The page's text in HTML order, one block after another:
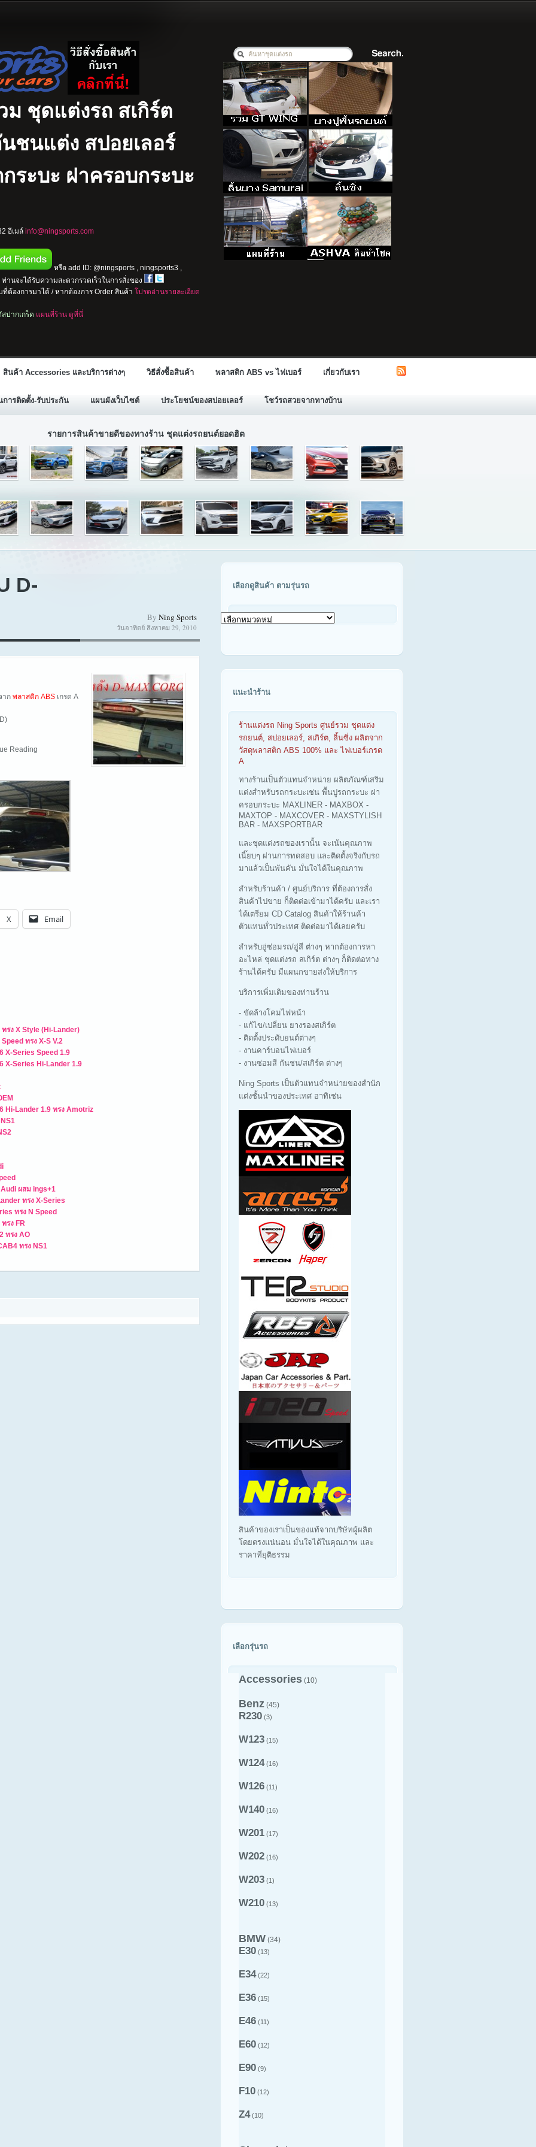
ชุดแต่งรถ สเกิร์ต
ชนแต่ง สปอยเลอร์
ระบะ ฝาครอบกระบะ
อีเมล์ info@ningsports.com
หรือ add ID: @ningsports , ningsports3 ,
านจะได้รับความสะดวกรวดเร็วในการสั่งของ
ต้องการมาได้ / หากต้องการ Order สินค้า โปรดอ่านรายละเอียด
ปากเกร็ด แผนที่ร้าน ดูที่นี่
สินค้า Accessories และบริการต่างๆ วิธีสั่งซื้อสินค้า พลาสติก ABS vs ไฟเบอร์ เกี่ยวกับเรา
การติดตั้ง-รับประกัน แผนผังเว็บไซต์ ประโยชน์ของสปอยเลอร์ โชว์รถสวยจากทางบ้าน
รายการสินค้าขายดีของทางร้าน ชุดแต่งรถยนต์ยอดฮิต
D-
By Ning Sports
วันอาทิตย์ สิงหาคม 29, 2010
าก พลาสติก ABS เกรด A
Reading
X Email
รง X Style (Hi-Lander)
ทรง X-S V.2
X-Series Speed 1.9
X-Series Hi-Lander 1.9
Hi-Lander 1.9 ทรง Amotriz
ผสม ings+1
ทรง X-Series
ทรง N Speed
รง FR
ทรง AO
ทรง NS1
เลือกดูสินค้า ตามรุ่นรถ
เลือก
รถ
แนะนำร้าน
ร้านแต่งรถ Ning Sports ศูนย์รวม ชุดแต่ง
รถยนต์, สปอยเลอร์, สเกิร์ต, ลิ้นซิ่ง ผลิตจาก
วัสดุพลาสติก ABS 100% และ ไฟเบอร์เกรด
A
ทางร้านเป็นตัวแทนจำหน่าย ผลิตภัณฑ์เสริม
แต่งสำหรับรถกระบะเช่น พื้นปูรถกระบะ ฝา
ครอบกระบะ MAXLINER - MAXBOX -
MAXTOP - MAXCOVER - MAXSTYLISH
BAR - MAXSPORTBAR
และชุดแต่งรถของเรานั้น จะเน้นคุณภาพ
เนี๊ยบๆ ผ่านการทดสอบ และติดตั้งจริงกับรถ
มาแล้วเป็นพันคัน มั่นใจได้ในคุณภาพ
สำหรับร้านค้า / ศูนย์บริการ ที่ต้องการสั่ง
สินค้าไปขาย ก็ติดต่อเข้ามาได้ครับ และเรา
ได้เตรียม CD Catalog สินค้าให้ร้านค้า
ตัวแทนทั่วประเทศ ติดต่อมาได้เลยครับ
สำหรับอู่ซ่อมรถ/อู่สี ต่างๆ หากต้องการหา
อะไหล่ ชุดแต่งรถ สเกิร์ต ต่างๆ ก็ติดต่อทาง
ร้านได้ครับ มีแผนกขายส่งให้บริการ
บริการเพิ่มเติมของท่านร้าน
- ขัดล้างโคมไฟหน้า
- แก้ไข/เปลี่ยน ยางรองสเกิร์ต
- ติดตั้งประดับยนต์ต่างๆ
- งานคาร์บอนไฟเบอร์
- งานซ่อมสี กันชน/สเกิร์ต ต่างๆ
Ning Sports เป็นตัวแทนจำหน่ายของสำนัก
แต่งชั้นนำของประเทศ อาทิเช่น
สินค้าของเราเป็นของแท้จากบริษัทผู้ผลิต
โดยตรงแน่นอน มั่นใจได้ในคุณภาพ และ
ราคาที่ยุติธรรม
เลือกรุ่นรถ
Accessories (10)
Benz (45)
R230 (3)
W123 (15)
W124(16)
W126 (11)
W140 (16)
W201 (17)
W202 (16)
W203 (1)
W210 (13)
BMW (34)
E30 (13)
E34(22)
E36 (15)
E46 (11)
E60 (12)
E90 (9)
F10 (12)
Z4(10)